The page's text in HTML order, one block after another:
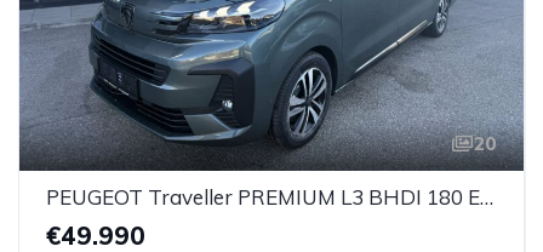
20
PEUGEOT Traveller PREMIUM L3 BHDI 180 EAT8
€49.990